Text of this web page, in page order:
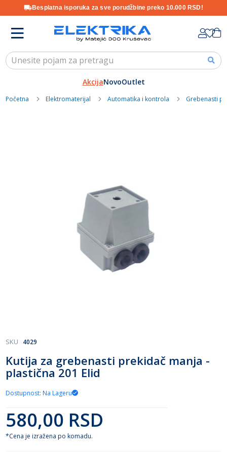
Besplatna isporuka za sve porudžbine preko 10.000 RSD!
Content
AkcijaNovoOutlet
Početna Elektromaterijal Automatika i kontrola Grebenasti
Skip
the
beginning
of
the
gallery
Kutija za grebenasti prekidač manja -
plastična 201 Elid
SKU 4029
Dostupnost: Na Lageru
580,00 RSD
*Cena je izražena po komadu.